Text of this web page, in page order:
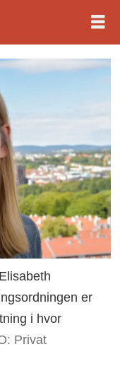
er
i hvor
Privat